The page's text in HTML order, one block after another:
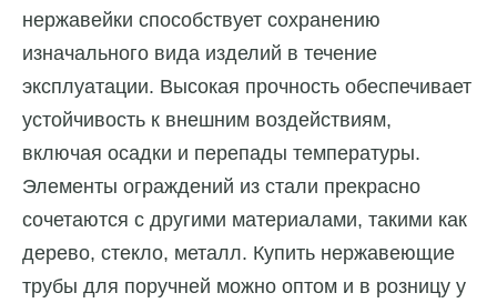
нержавейки способствует сохранению
изначального вида изделий в течение
эксплуатации. Высокая прочность обеспечивает
устойчивость к внешним воздействиям,
включая осадки и перепады температуры.
Элементы ограждений из стали прекрасно
сочетаются с другими материалами, такими как
дерево, стекло, металл. Купить нержавеющие
трубы для поручней можно оптом и в розницу у